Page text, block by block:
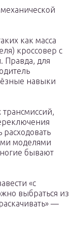
как масса
кроссовер с
Правда, для
навыки
трансмиссий,
расходовать
моделями
бывают
«с
выбраться из
—